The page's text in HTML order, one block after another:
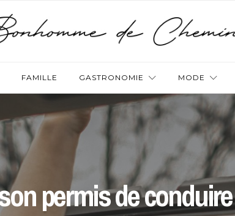
FAMILLE GASTRONOMIE MODE
permis de conduire